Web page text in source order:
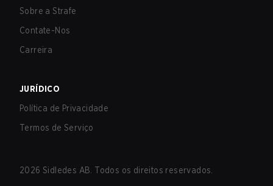
Sobre a Strafe
Contate-Nos
Carreira
JURÍDICO
Política de Privacidade
Termos de Serviço
2026 Sidledes AB. Todos os direitos reservados.